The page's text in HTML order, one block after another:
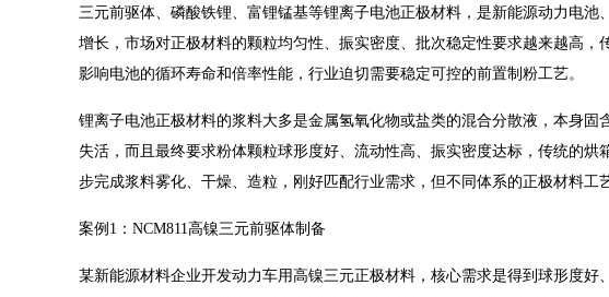
三元前驱体、磷酸铁锂、富锂锰基等锂离子电池正极材料，是新能源动力电
增长，市场对正极材料的颗粒均匀性、振实密度、批次稳定性要求越来越高
影响电池的循环寿命和倍率性能，行业迫切需要稳定可控的前置制粉工艺。
锂离子电池正极材料的浆料大多是金属氢氧化物或盐类的混合分散液，本身
失活，而且最终要求粉体颗粒球形度好、流动性高、振实密度达标，传统的
步完成浆料雾化、干燥、造粒，刚好匹配行业需求，但不同体系的正极材料工
案例1：NCM811高镍三元前驱体制备
某新能源材料企业开发动力车用高镍三元正极材料，核心需求是得到球形度